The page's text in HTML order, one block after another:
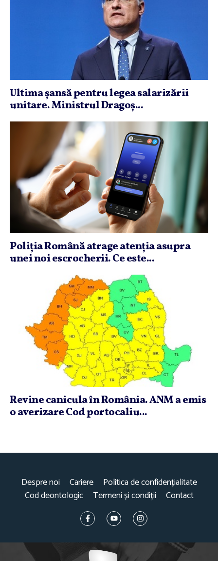
Ultima şansă pentru legea salarizării
unitare. Ministrul Dragoş...
Poliţia Română atrage atenţia asupra
unei noi escrocherii. Ce este...
Revine canicula în România. ANM a emis
o averizare Cod portocaliu...
Despre noi Cariere
Politica de confidențialitate
Cod deontologic
Termeni și condiții Contact